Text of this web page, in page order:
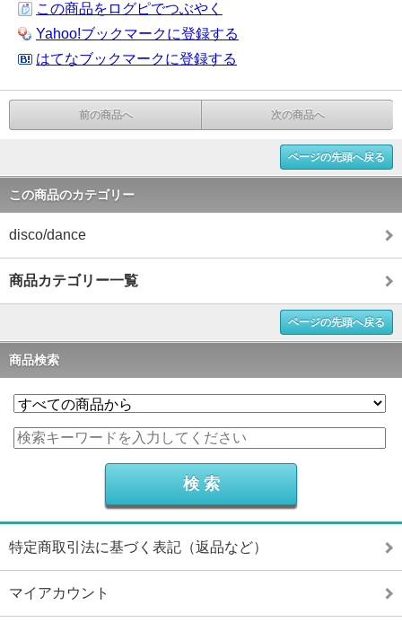
この商品をログピでつぶやく
Yahoo!ブックマークに登録する
はてなブックマークに登録する
前の商品へ 次の商品へ
ページの先頭へ戻る
この商品のカテゴリー
disco/dance
商品カテゴリー一覧
ページの先頭へ戻る
商品検索
特定商取引法に基づく表記（返品など）
マイアカウント